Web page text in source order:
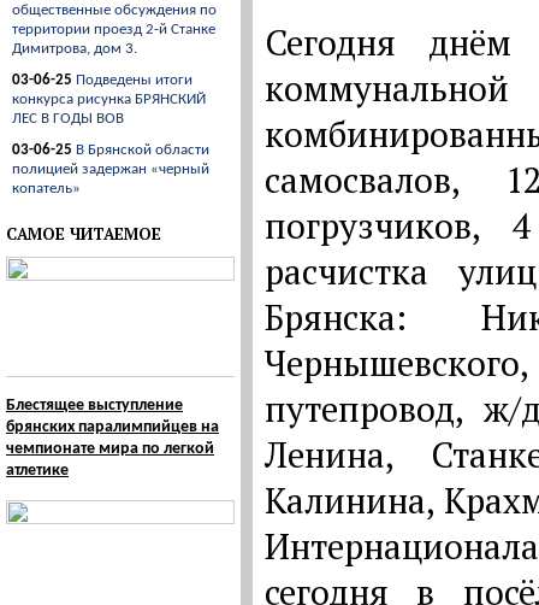
общественные обсуждения по
территории проезд 2-й Станке
Димитрова, дом 3.
03-06-25 Подведены итоги
конкурса рисунка БРЯНСКИЙ
ЛЕС В ГОДЫ ВОВ
03-06-25 В Брянской области
полицией задержан «черный
копатель»
САМОЕ ЧИТАЕМОЕ
Блестящее выступление
брянских паралимпийцев на
чемпионате мира по легкой
атлетике
Сегодня
самосвалов,
погрузчиков,
расчистка
Брянска:
путепровод, ж/
Ленина,
Калинина,
сегодня в